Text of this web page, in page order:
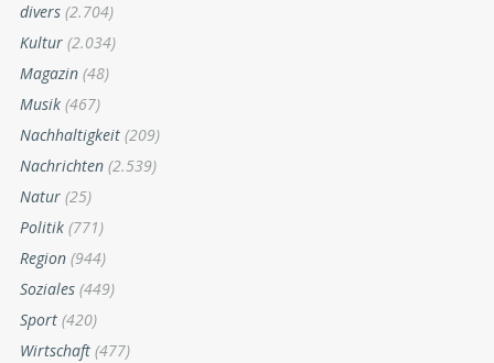
divers (2.704)
Kultur (2.034)
Magazin (48)
Musik (467)
Nachhaltigkeit (209)
Nachrichten (2.539)
Natur (25)
Politik (771)
Region (944)
Soziales (449)
Sport (420)
Wirtschaft (477)